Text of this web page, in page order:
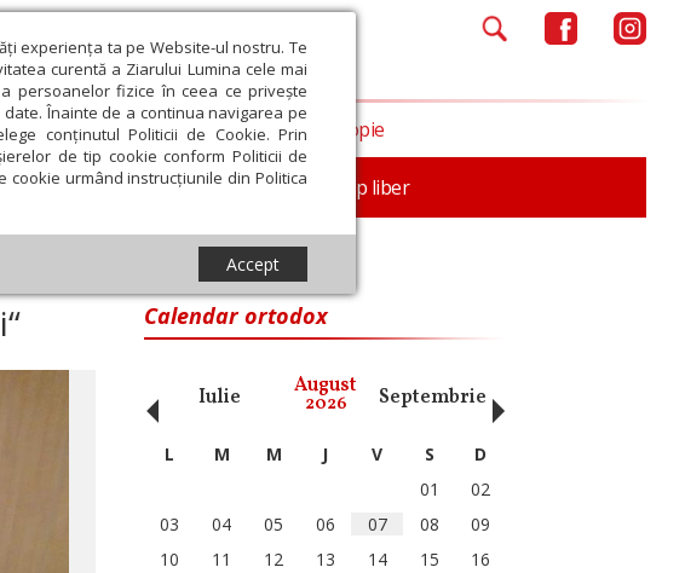
experiența ta pe Website-ul nostru. Te
curentă a Ziarului Lumina cele mai
persoanelor fizice în ceea ce privește
Înainte de a continua navigarea pe
conținutul Politicii de Cookie. Prin
de tip cookie conform Politicii de
cookie urmând instrucțiunile din Politica
Accept
Societate
Religie și știință Familie Timp liber
Opinii Filantropie
Calendar ortodox
Iulie August
2026 Septembrie Octombrie
‹ L M M J V S
D
01
02
03
04 05 06 07 08
09
10
11 12 13 14 15
16